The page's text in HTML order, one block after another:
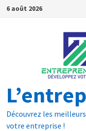
6 août 2026
Découvrez les
votre entreprise !